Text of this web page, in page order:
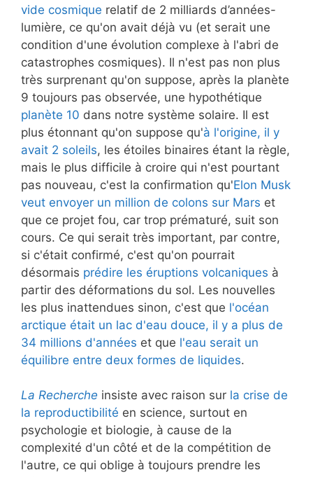
vide cosmique relatif de 2 milliards d’années-
lumière, ce qu'on avait déjà vu (et serait une
condition d'une évolution complexe à l'abri de
catastrophes cosmiques). Il n'est pas non plus
très surprenant qu'on suppose, après la planète
9 toujours pas observée, une hypothétique
planète 10 dans notre système solaire. Il est
plus étonnant qu'on suppose qu'à l'origine, il y
avait 2 soleils, les étoiles binaires étant la règle,
mais le plus difficile à croire qui n'est pourtant
pas nouveau, c'est la confirmation qu'Elon Musk
veut envoyer un million de colons sur Mars et
que ce projet fou, car trop prématuré, suit son
cours. Ce qui serait très important, par contre,
si c'était confirmé, c'est qu'on pourrait
désormais prédire les éruptions volcaniques à
partir des déformations du sol. Les nouvelles
les plus inattendues sinon, c'est que l'océan
arctique était un lac d'eau douce, il y a plus de
34 millions d'années et que l'eau serait un
équilibre entre deux formes de liquides.
La Recherche insiste avec raison sur la crise de
la reproductibilité en science, surtout en
psychologie et biologie, à cause de la
complexité d'un côté et de la compétition de
l'autre, ce qui oblige à toujours prendre les